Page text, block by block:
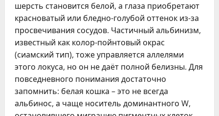
шерсть становится белой, а глаза приобретают
красноватый или бледно-голубой оттенок из-за
просвечивания сосудов. Частичный альбинизм,
известный как колор-пойнтовый окрас
(сиамский тип), тоже управляется аллелями
этого локуса, но он не даёт полной белизны. Для
повседневного понимания достаточно
запомнить: белая кошка – это не всегда
альбинос, а чаще носитель доминантного W,